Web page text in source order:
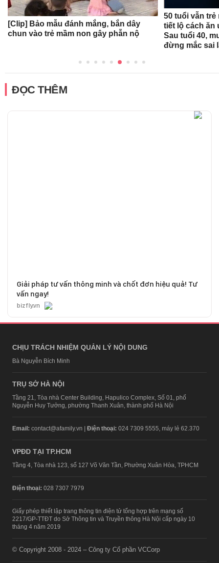
[Clip] Bảo mẫu đánh mắng, bắn dây
chun vào trẻ mầm non gây phẫn nộ
50 tuổi vẫn
tiết lộ cách ăn
Sau tuổi 40,
đừng mắc sai
ĐỌC THÊM
Giải pháp tư vấn thông minh và chốt đơn hiệu quả! Tư
vấn ngay!
bizfly.vn
CHỊU TRÁCH NHIỆM QUẢN LÝ NỘI DUNG
Bà Nguyễn Bích Minh
TRỤ SỞ HÀ NỘI
Tầng 21, Tòa nhà Center Building, Hapulico Complex, Số 01, phố
Nguyễn Huy Tưởng, phường Thanh Xuân, thành phố Hà Nội
Email: contact@afamily.vn | Điện thoại: 024 7309 5555, máy lẻ 62.370
VPĐD TẠI TP.HCM
Tầng 4, Tòa nhà 123, số 127 Võ Văn Tần, Phường Xuân Hòa, TPHCM
Điện thoại: 028 7307 7979
Giấy phép thiết lập trang thông tin điện tử tổng hợp trên mạng số
2217/GP-TTĐT do Sở Thông tin và Truyền thông Hà Nội cấp ngày 10
tháng 4 năm 2019
© Copyright 2008 - 2024 – Công ty Cổ phần VCCorp